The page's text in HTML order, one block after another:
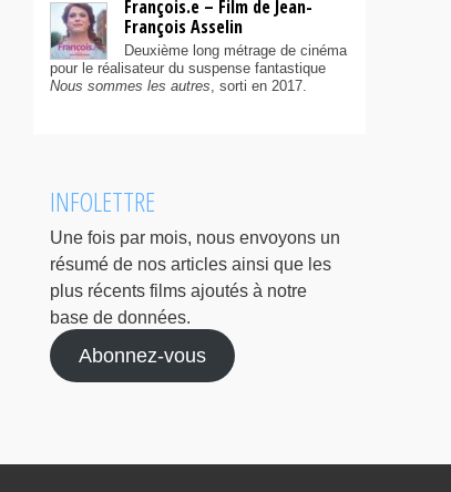
François.e – Film de Jean-
François Asselin
Deuxième long métrage de cinéma
pour le réalisateur du suspense fantastique
Nous sommes les autres, sorti en 2017.
INFOLETTRE
Une fois par mois, nous envoyons un
résumé de nos articles ainsi que les
plus récents films ajoutés à notre
base de données.
Abonnez-vous